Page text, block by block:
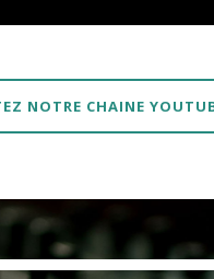
NOTRE CHAINE